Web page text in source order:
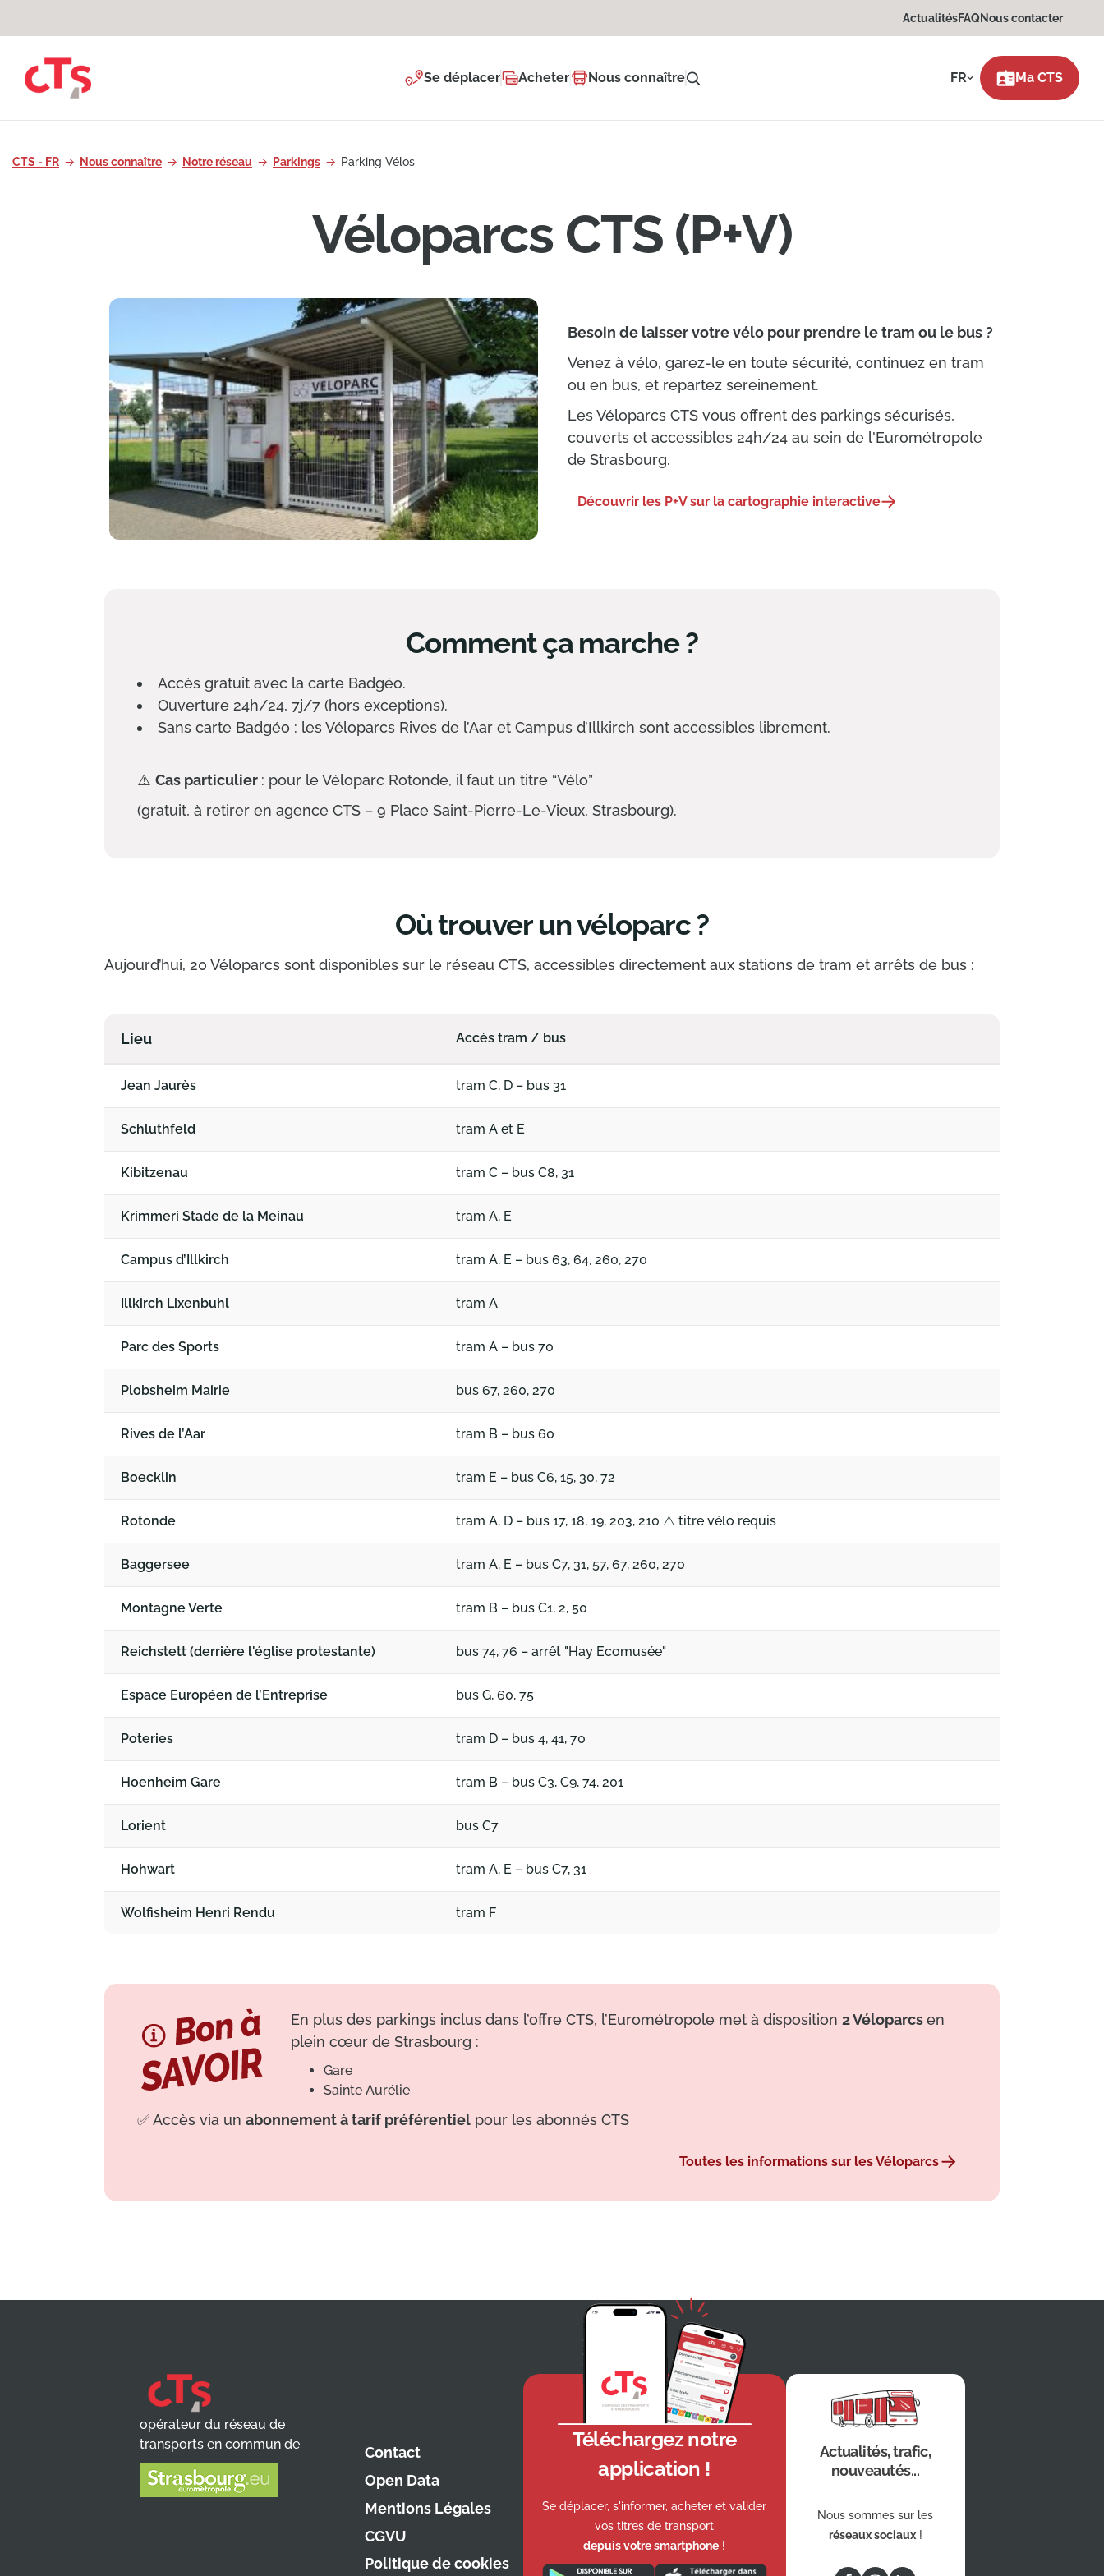
ActualitésFAQ Nous contacter
Se déplacer Acheter Nous connaître FR Ma CTS
CTS - FR Nous connaître Notre réseau Parkings Parking Vélos
Véloparcs CTS (P+V)
Besoin de laisser votre vélo pour prendre le tram ou le bus ?
Venez à vélo, garez-le en toute sécurité, continuez en tram
ou en bus, et repartez sereinement.
Les Véloparcs CTS vous offrent des parkings sécurisés,
couverts et accessibles 24h/24 au sein de l'Eurométropole
de Strasbourg.
Découvrir les P+V sur la cartographie interactive
Comment ça marche ?
Accès gratuit avec la carte Badgéo.
Ouverture 24h/24, 7j/7 (hors exceptions).
Sans carte Badgéo : les Véloparcs Rives de l’Aar et Campus d’Illkirch sont accessibles librement.
⚠️ Attention
Cas particulier : pour le Véloparc Rotonde, il faut un titre “Vélo”
(gratuit, à retirer en agence CTS – 9 Place Saint-Pierre-Le-Vieux, Strasbourg).
Où trouver un véloparc ?
Aujourd’hui, 20 Véloparcs sont disponibles sur le réseau CTS, accessibles directement aux stations de tram et arrêts de bus :
Lieu Accès tram / bus
Jean Jaurès tram C, D – bus 31
Schluthfeld tram A et E
Kibitzenau tram C – bus C8, 31
Krimmeri Stade de la Meinau tram A, E
Campus d’Illkirch tram A, E – bus 63, 64, 260, 270
Illkirch Lixenbuhl tram A
Parc des Sports tram A – bus 70
Plobsheim Mairie bus 67, 260, 270
Rives de l’Aar tram B – bus 60
Boecklin tram E – bus C6, 15, 30, 72
Rotonde tram A, D – bus 17, 18, 19, 203, 210 ⚠️ Attention
titre vélo requis
Baggersee tram A, E – bus C7, 31, 57, 67, 260, 270
Montagne Verte tram B – bus C1, 2, 50
Reichstett (derrière l'église protestante) bus 74, 76 – arrêt "Hay Ecomusée"
Espace Européen de l’Entreprise bus G, 60, 75
Poteries tram D – bus 4, 41, 70
Hoenheim Gare tram B – bus C3, C9, 74, 201
Lorient bus C7
Hohwart tram A, E – bus C7, 31
Wolfisheim Henri Rendu tram F
En plus des parkings inclus dans l’offre CTS, l’Eurométropole met à disposition 2 Véloparcsen
plein cœur de Strasbourg :
Gare
Sainte Aurélie
✅Accès via un abonnement à tarif préférentiel pour les abonnés CTS
Toutes les informations sur les Véloparcs
opérateur du réseau de
transports en commun de
Contact
Open Data
Mentions Légales
CGVU
Politique de cookies
Téléchargez notre
application !
Se déplacer, s'informer, acheter et valider
vos titres de transport
depuis votre smartphone !
Actualités, trafic,
nouveautés...
Nous sommes sur les
réseaux sociaux !